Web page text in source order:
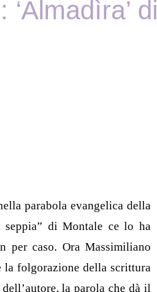
di
parabola evangelica della
seppia” di Montale ce lo ha
per caso. Ora Massimiliano
la folgorazione della scrittura
la parola che dà il